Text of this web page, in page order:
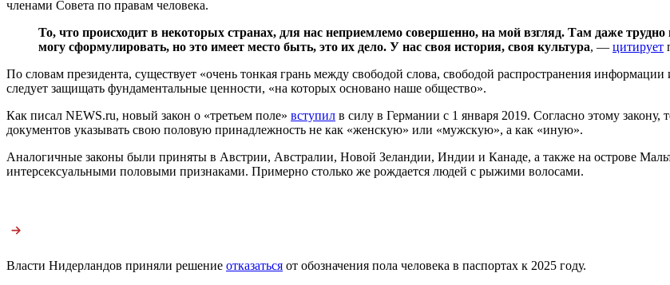
членами Совета по правам человека.
То, что происходит в некоторых странах, для нас неприемлемо совершенно, на мой взгляд. Там даже
могу сформулировать, но это имеет место быть, это их дело. У нас своя история, своя культура, — цитирует
По словам президента, существует «очень тонкая грань между свободой слова, свободой распространения
следует защищать фундаментальные ценности, «на которых основано наше общество».
Как писал NEWS.ru, новый закон о «третьем поле» вступил в силу в Германии с 1 января 2019. Согласно этому
документов указывать свою половую принадлежность не как «женскую» или «мужскую», а как «иную».
Аналогичные законы были приняты в Австрии, Австралии, Новой Зеландии, Индии и Канаде, а также на острове
интерсексуальными половыми признаками. Примерно столько же рождается людей с рыжими волосами.
Власти Нидерландов приняли решение отказаться от обозначения пола человека в паспортах к 2025 году.